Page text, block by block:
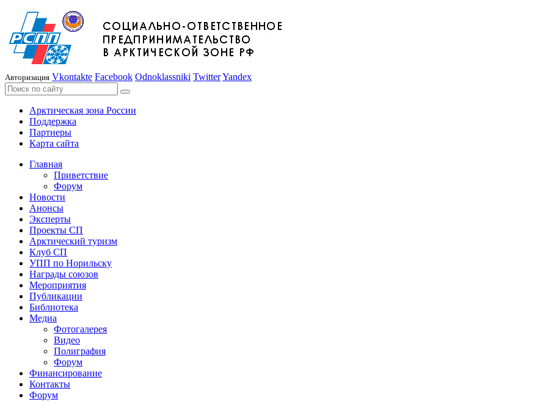
Авторизация Vkontakte Facebook Odnoklassniki TwitterYandex
Арктическая зона России
Поддержка
Партнеры
Карта сайта
Главная
Приветствие
Форум
Новости
Анонсы
Эксперты
Проекты СП
Арктический туризм
Клуб СП
УПП по Норильску
Награды союзов
Мероприятия
Публикации
Библиотека
Медиа
Фотогалерея
Видео
Полиграфия
Форум
Финансирование
Контакты
Форум